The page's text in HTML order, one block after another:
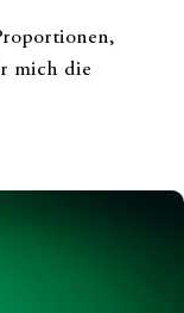
mich die